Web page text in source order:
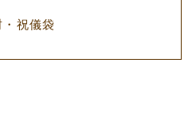
祝儀袋